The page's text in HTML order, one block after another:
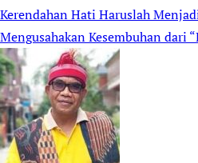
Post
navigation
Kerendahan Hati Haruslah
Mengusahakan Kesembuhan dari